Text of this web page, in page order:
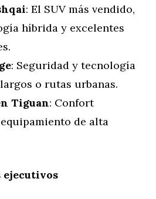
: El SUV más vendido,
híbrida y excelentes
: Seguridad y tecnología
o rutas urbanas.
Tiguan: Confort
de alta
ejecutivos